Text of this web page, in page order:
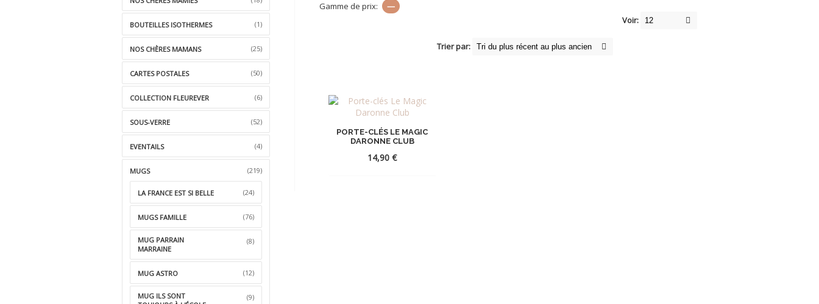
Gamme de prix:
—
Voir:
Trier par:
PORTE-CLÉS LE MAGIC
DARONNE CLUB
14,90€
BOUTEILLES ISOTHERMES (1)
NOS CHÈRES MAMANS (25)
CARTES POSTALES (50)
COLLECTION FLEUREVER (6)
SOUS-VERRE (52)
EVENTAILS (4)
MUGS (219)
LA FRANCE EST SI BELLE (24)
MUGS FAMILLE (76)
MUG PARRAIN
MARRAINE
(8)
MUG ASTRO (12)
MUG ILS SONT
(9)